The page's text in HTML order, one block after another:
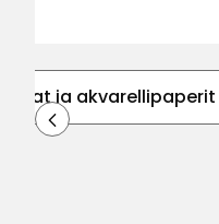
ja akvarellipaperit